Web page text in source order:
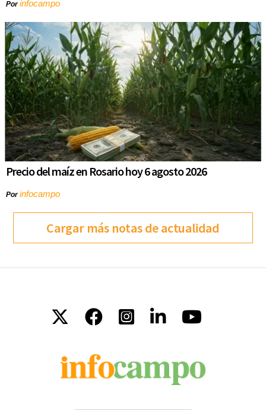
Porinfocampo
Precio del maíz en Rosario hoy 6 agosto 2026
Porinfocampo
Cargar más notas de actualidad